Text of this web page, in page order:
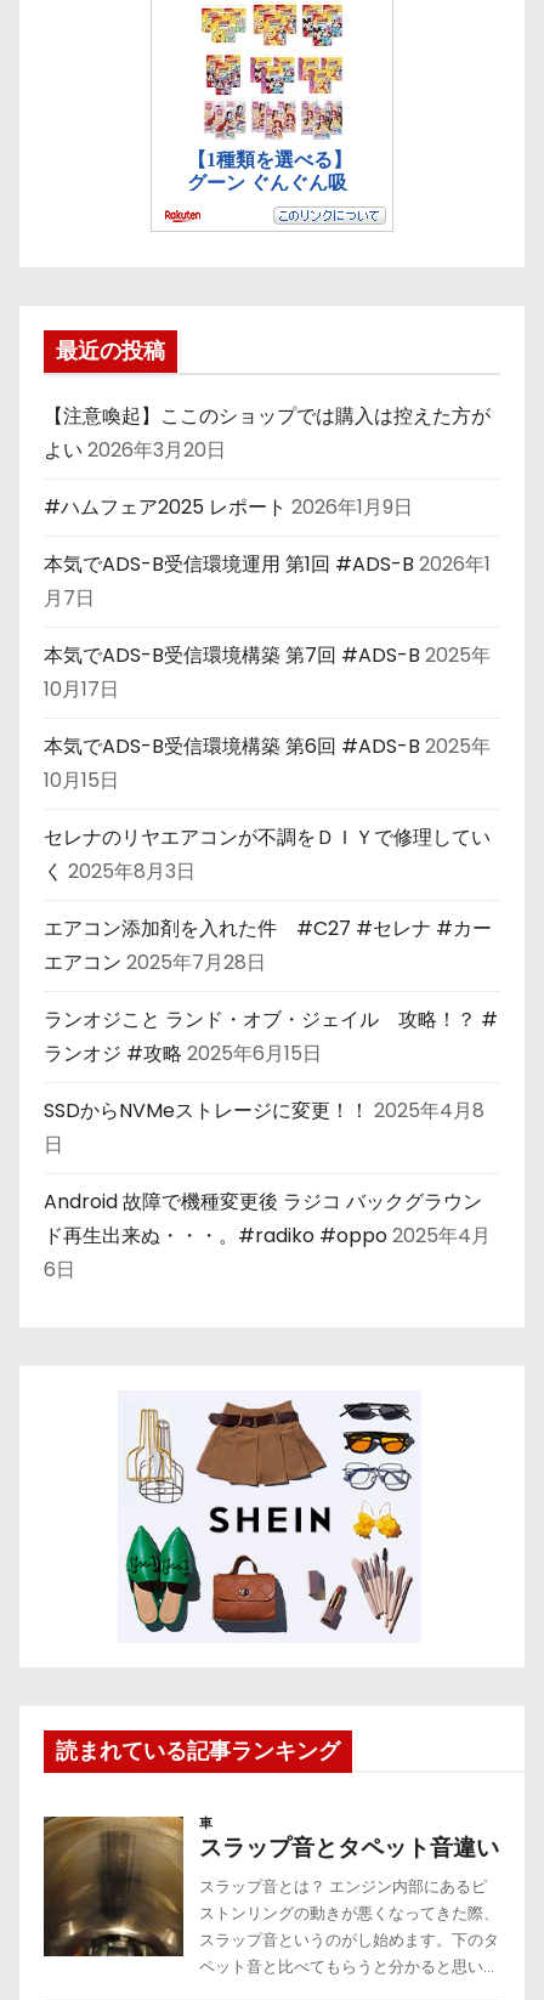
最近の投稿
【注意喚起】ここのショップでは購入は控えた方が
よい 2026年3月20日
#ハムフェア2025 レポート 2026年1月9日
本気でADS-B受信環境運用 第1回 #ADS-B 2026年1
月7日
本気でADS-B受信環境構築 第7回 #ADS-B 2025年
10月17日
本気でADS-B受信環境構築 第6回 #ADS-B 2025年
10月15日
セレナのリヤエアコンが不調をＤＩＹで修理してい
く 2025年8月3日
エアコン添加剤を入れた件 #C27 #セレナ #カー
エアコン 2025年7月28日
ランオジこと ランド・オブ・ジェイル 攻略！？ #
ランオジ #攻略 2025年6月15日
SSDからNVMeストレージに変更！！ 2025年4月8
日
Android 故障で機種変更後 ラジコ バックグラウン
ド再生出来ぬ・・・。#radiko #oppo2025年4月
6日
読まれている記事ランキング